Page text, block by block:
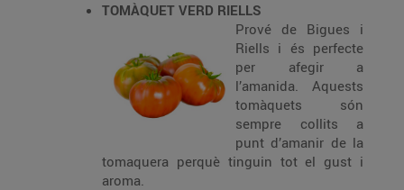
TOMÀQUET VERD RIELLS
Prové de Bigues i
Riells i és perfecte
per afegir a
l’amanida. Aquests
tomàquets són
sempre collits a
punt d’amanir de la
tomaquera perquè tinguin tot el gust i
aroma.